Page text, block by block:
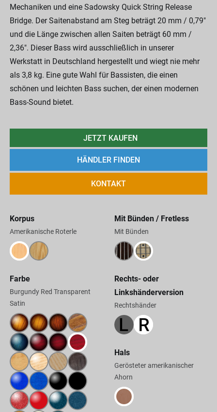
Korpus
Amerikanische Roterle
Farbe
Burgundy Red Transparent
Satin
Mit Bünden / Fretless
Mit Bünden
Rechts- oder
Linkshänderversion
Rechtshänder
Hals
Gerösteter amerikanischer
Ahorn
Mechaniken und eine Sadowsky Quick String Release
Bridge. Der Saitenabstand am Steg beträgt 20 mm / 0,79"
und die Länge zwischen allen Saiten beträgt 60 mm /
2,36". Dieser Bass wird ausschließlich in unserer
Werkstatt in Deutschland hergestellt und wiegt nie mehr
als 3,8 kg. Eine gute Wahl für Bassisten, die einen
schönen und leichten Bass suchen, der einen modernen
Bass-Sound bietet.
JETZT KAUFEN
HÄNDLER FINDEN
KONTAKT